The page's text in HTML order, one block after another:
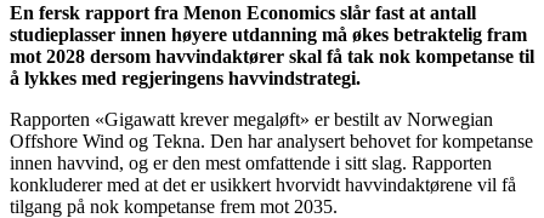
En fersk rapport fra Menon Economics slår fast at antall
studieplasser innen høyere utdanning må økes betraktelig fram
mot 2028 dersom havvindaktører skal få tak nok kompetanse til
å lykkes med regjeringens havvindstrategi.
Rapporten «Gigawatt krever megaløft» er bestilt av Norwegian
Offshore Wind og Tekna. Den har analysert behovet for kompetanse
innen havvind, og er den mest omfattende i sitt slag. Rapporten
konkluderer med at det er usikkert hvorvidt havvindaktørene vil få
tilgang på nok kompetanse frem mot 2035.